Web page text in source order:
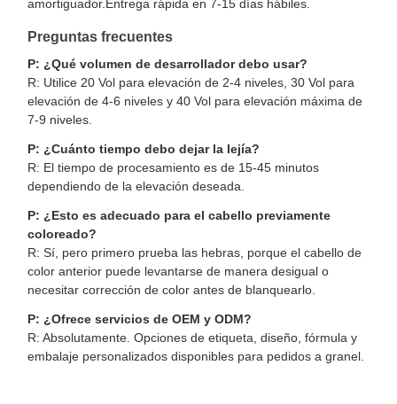
amortiguador.Entrega rápida en 7-15 días hábiles.
Preguntas frecuentes
P: ¿Qué volumen de desarrollador debo usar?
R: Utilice 20 Vol para elevación de 2-4 niveles, 30 Vol para
elevación de 4-6 niveles y 40 Vol para elevación máxima de
7-9 niveles.
P: ¿Cuánto tiempo debo dejar la lejía?
R: El tiempo de procesamiento es de 15-45 minutos
dependiendo de la elevación deseada.
P: ¿Esto es adecuado para el cabello previamente
coloreado?
R: Sí, pero primero prueba las hebras, porque el cabello de
color anterior puede levantarse de manera desigual o
necesitar corrección de color antes de blanquearlo.
P: ¿Ofrece servicios de OEM y ODM?
R: Absolutamente. Opciones de etiqueta, diseño, fórmula y
embalaje personalizados disponibles para pedidos a granel.